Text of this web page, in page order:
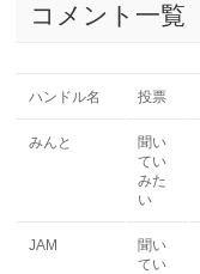
コメント一覧
ハンドル名 投票
みんと
聞い
てい
みた
い
JAM
聞い
てい